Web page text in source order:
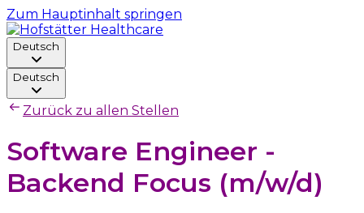
Zum Hauptinhalt springen
Deutsch
Deutsch
Zurück zu allen Stellen
Software Engineer -
Backend Focus (m/w/d)